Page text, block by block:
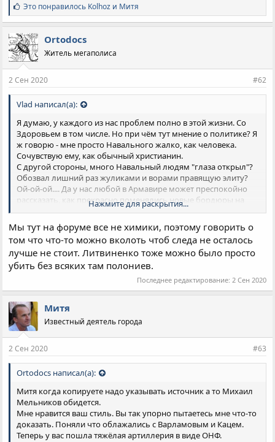
С
и
м
п
а
т
и
:
Это понравилось Kolhoz и Митя
Ortodocs
Житель мегаполиса
2 Сен 2020 #62
Vlad написал(а):
Я думаю, у каждого из нас проблем полно в этой жизни. Со
Здоровьем в том числе. Но при чём тут мнение о политике? Я
ж говорю - мне просто Навального жалко, как человека.
Сочувствую ему, как обычный христианин.
С другой стороны, много Навальный людям "глаза открыл"?
Обозвал лишний раз жуликами и ворами правящую элиту?
Ой-ой-ой.... Да у нас любой в Армавире может преспокойно
рассказать, как прекрасно поменялись новые бордюры на
ещё более новые (шило на мыло по сути) и как классно
теперь ездить по новому мосту, где по революционным
западным технологиям сотворили "новые швы" и теперь
каждый водитель может почувствовать разницу! А что толку
то? Ничего не меняется. Потому нет смысла травить
Навального. Да ещё так громко. К слову, если уж нашим
властям надо было его убрать - вкололи бы ему нечто,
спровоцировавшее сердечный приступ и точка. Никаких
скандалов и дел громких. Перенервничал товарищ... ...
Нажмите для раскрытия...
Мы тут на форуме все не химики, поэтому говорить о
том что что-то можно вколоть чтоб следа не осталось
лучше не стоит. Литвиненко тоже можно было просто
убить без всяких там полониев.
Последнее редактирование: 2 Сен 2020
Митя
Известный деятель города
2 Сен 2020 #63
Ortodocs написал(а):
Митя когда копируете надо указывать источник а то Михаил
Мельников обидется.
Мне нравится ваш стиль. Вы так упорно пытаетесь мне что-то
доказать. Поняли что облажались с Варламовым и Кацем.
Теперь у вас пошла тяжёлая артиллерия в виде ОНФ.